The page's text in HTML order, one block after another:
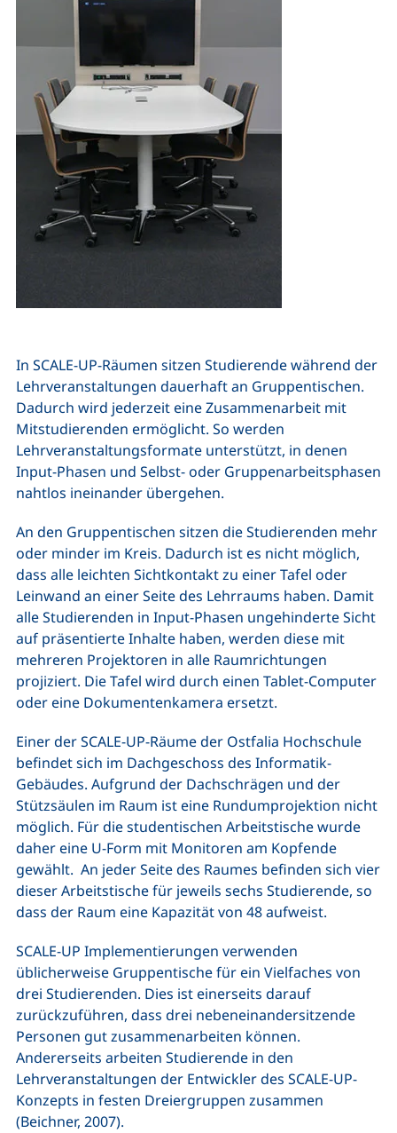
In SCALE-UP-Räumen sitzen Studierende während der
Lehrveranstaltungen dauerhaft an Gruppentischen.
Dadurch wird jederzeit eine Zusammenarbeit mit
Mitstudierenden ermöglicht. So werden
Lehrveranstaltungsformate unterstützt, in denen
Input-Phasen und Selbst- oder Gruppenarbeitsphasen
nahtlos ineinander übergehen.
An den Gruppentischen sitzen die Studierenden mehr
oder minder im Kreis. Dadurch ist es nicht möglich,
dass alle leichten Sichtkontakt zu einer Tafel oder
Leinwand an einer Seite des Lehrraums haben. Damit
alle Studierenden in Input-Phasen ungehinderte Sicht
auf präsentierte Inhalte haben, werden diese mit
mehreren Projektoren in alle Raumrichtungen
projiziert. Die Tafel wird durch einen Tablet-Computer
oder eine Dokumentenkamera ersetzt.
Einer der SCALE-UP-Räume der Ostfalia Hochschule
befindet sich im Dachgeschoss des Informatik-
Gebäudes. Aufgrund der Dachschrägen und der
Stützsäulen im Raum ist eine Rundumprojektion nicht
möglich. Für die studentischen Arbeitstische wurde
daher eine U-Form mit Monitoren am Kopfende
gewählt. An jeder Seite des Raumes befinden sich vier
dieser Arbeitstische für jeweils sechs Studierende, so
dass der Raum eine Kapazität von 48 aufweist.
SCALE-UP Implementierungen verwenden
üblicherweise Gruppentische für ein Vielfaches von
drei Studierenden. Dies ist einerseits darauf
zurückzuführen, dass drei nebeneinandersitzende
Personen gut zusammenarbeiten können.
Andererseits arbeiten Studierende in den
Lehrveranstaltungen der Entwickler des SCALE-UP-
Konzepts in festen Dreiergruppen zusammen
(Beichner, 2007).